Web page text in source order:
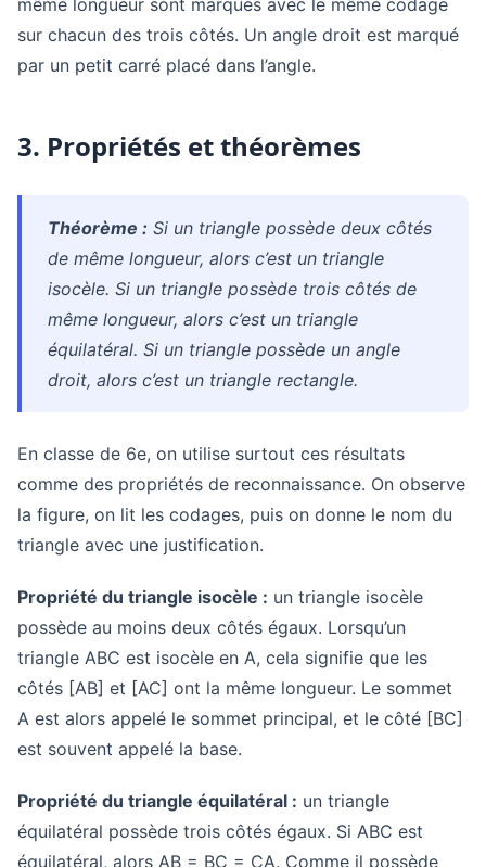
même longueur sont marqués avec le même codage
sur chacun des trois côtés. Un angle droit est marqué
par un petit carré placé dans l’angle.
3. Propriétés et théorèmes
Théorème : Si un triangle possède deux côtés
de même longueur, alors c’est un triangle
isocèle. Si un triangle possède trois côtés de
même longueur, alors c’est un triangle
équilatéral. Si un triangle possède un angle
droit, alors c’est un triangle rectangle.
En classe de 6e, on utilise surtout ces résultats
comme des propriétés de reconnaissance. On observe
la figure, on lit les codages, puis on donne le nom du
triangle avec une justification.
Propriété du triangle isocèle : un triangle isocèle
possède au moins deux côtés égaux. Lorsqu’un
triangle ABC est isocèle en A, cela signifie que les
côtés [AB] et [AC] ont la même longueur. Le sommet
A est alors appelé le sommet principal, et le côté [BC]
est souvent appelé la base.
Propriété du triangle équilatéral : un triangle
équilatéral possède trois côtés égaux. Si ABC est
équilatéral, alors AB = BC = CA. Comme il possède